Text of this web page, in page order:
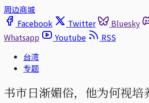
周边商城
Facebook
Twitter Bluesky
Whatsapp
Youtube
RSS
台湾
专题
书市日渐媚俗，他为何视培